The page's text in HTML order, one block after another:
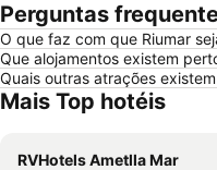
Perguntas
O que faz com que Riumar
Que alojamentos existem
Quais outras atrações
Mais Top hotéis
RVHotels Ametlla Mar